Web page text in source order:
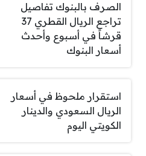
الصرف بالبنوك تفاصيل
تراجع الريال القطري 37
قرشاً في أسبوع وأحدث
أسعار البنوك
استقرار ملحوظ في أسعار
الريال السعودي والدينار
الكويتي اليوم